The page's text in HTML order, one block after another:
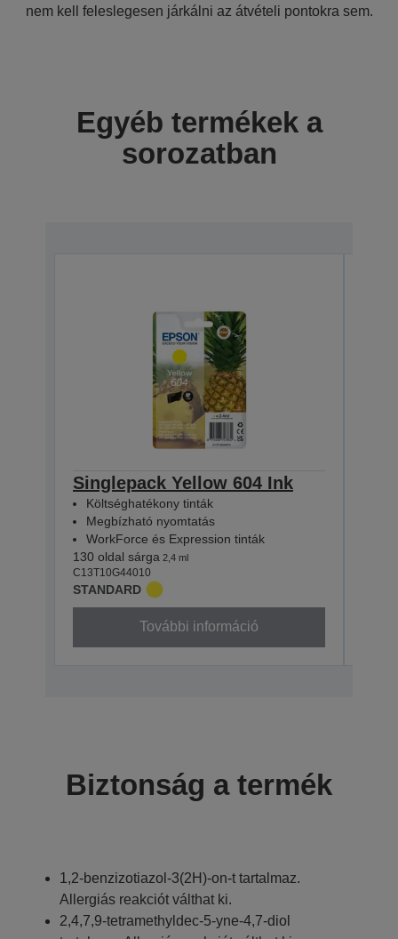
nem kell feleslegesen járkálni az átvételi pontokra sem.
Egyéb termékek a
sorozatban
Singlepack Yellow 604 Ink
Költséghatékony tinták
Megbízható nyomtatás
WorkForce és Expression tinták
130 oldal sárga 2,4 ml
C13T10G44010
STANDARD
További információ
Biztonság a termék
1,2-benzizotiazol-3(2H)-on-t tartalmaz.
Allergiás reakciót válthat ki.
2,4,7,9-tetramethyldec-5-yne-4,7-diol